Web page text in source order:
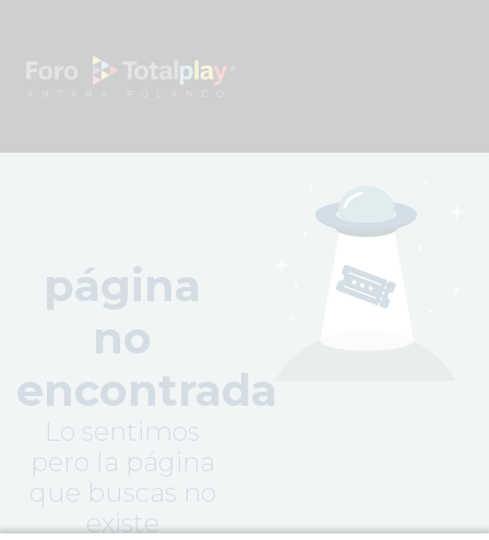
página
no
encontrada
Lo sentimos
pero la página
que buscas no
existe